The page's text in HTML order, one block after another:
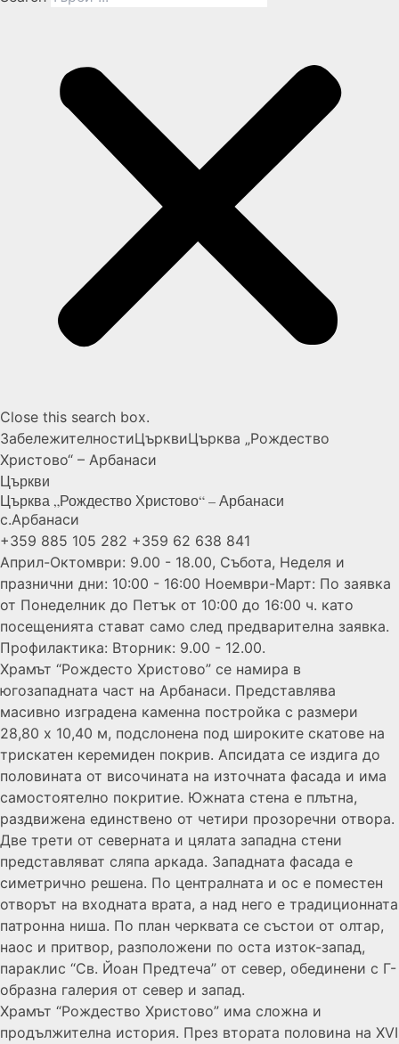
Close this search box.
ЗабележителностиЦърквиЦърква „Рождество
Христово“ – Арбанаси
Църкви
Църква „Рождество Христово“ –Арбанаси
с.Арбанаси
+359 885 105 282 +359 62 638 841
Април-Октомври: 9.00 - 18.00, Събота, Неделя и
празнични дни: 10:00 - 16:00 Ноември-Март: По заявка
от Понеделник до Петък от 10:00 до 16:00 ч. като
посещенията стават само след предварителна заявка.
Профилактика: Вторник: 9.00 - 12.00.
Храмът “Рождесто Христово” се намира в
югозападната част на Арбанаси. Представлява
масивно изградена каменна постройка с размери
28,80 х 10,40 м, подслонена под широките скатове на
трискатен керемиден покрив. Апсидата се издига до
половината от височината на източната фасада и има
самостоятелно покритие. Южната стена е плътна,
раздвижена единствено от четири прозоречни отвора.
Две трети от северната и цялата западна стени
представляват сляпа аркада. Западната фасада е
симетрично решена. По централната и ос е поместен
отворът на входната врата, а над него е традиционната
патронна ниша. По план черквата се състои от олтар,
наос и притвор, разположени по оста изток-запад,
параклис “Св. Йоан Предтеча” от север, обединени с Г-
образна галерия от север и запад.
Храмът “Рождество Христово” има сложна и
продължителна история. През втората половина на XVI